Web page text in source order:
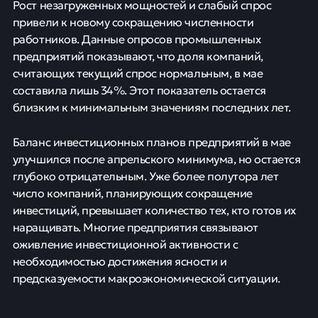
Рост незагруженных мощностей и слабый спрос
привели к новому сокращению численности
работников. Данные опросов промышленных
предприятий показывают, что доля компаний,
считающих текущий спрос нормальным, в мае
составила лишь 34%. Этот показатель остается
близким к минимальным значениям последних лет.
Баланс инвестиционных планов предприятий в мае
улучшился после апрельского минимума, но остается
глубоко отрицательным. Уже более полутора лет
число компаний, планирующих сокращение
инвестиций, превышает количество тех, кто готов их
наращивать. Многие предприятия связывают
оживление инвестиционной активности с
необходимостью достижения ясности и
предсказуемости макроэкономической ситуации.